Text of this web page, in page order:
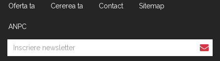
Oferta ta Cererea ta Contact Sitemap
ANPC